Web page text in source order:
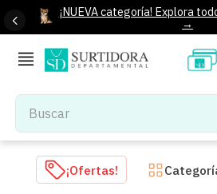
¡NUEVA categoría! Explora
→
Buscar
TÉRMINOS MÁS BUSCADOS
tenis mujer
¡Ofertas!